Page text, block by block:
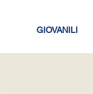
GIOVANILI